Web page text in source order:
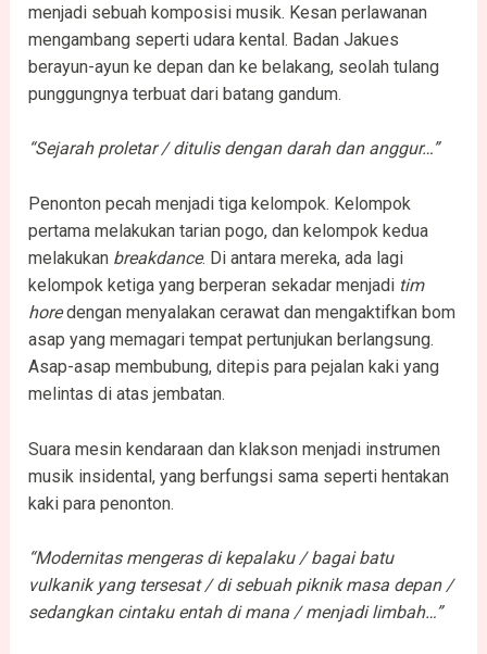
menjadi sebuah komposisi musik. Kesan perlawanan
mengambang seperti udara kental. Badan Jakues
berayun-ayun ke depan dan ke belakang, seolah tulang
punggungnya terbuat dari batang gandum.
“Sejarah proletar / ditulis dengan darah dan anggur…”
Penonton pecah menjadi tiga kelompok. Kelompok
pertama melakukan tarian pogo, dan kelompok kedua
melakukan breakdance. Di antara mereka, ada lagi
kelompok ketiga yang berperan sekadar menjadi tim
horedengan menyalakan cerawat dan mengaktifkan bom
asap yang memagari tempat pertunjukan berlangsung.
Asap-asap membubung, ditepis para pejalan kaki yang
melintas di atas jembatan.
Suara mesin kendaraan dan klakson menjadi instrumen
musik insidental, yang berfungsi sama seperti hentakan
kaki para penonton.
“Modernitas mengeras di kepalaku / bagai batu
vulkanik yang tersesat / di sebuah piknik masa depan /
sedangkan cintaku entah di mana / menjadi limbah…”